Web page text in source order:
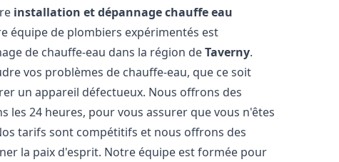
installation et dépannage chauffe eau
équipe de plombiers expérimentés est
de chauffe-eau dans la région deTaverny.
vos problèmes de chauffe-eau, que ce soit
un appareil défectueux. Nous offrons des
les 24 heures, pour vous assurer que vous n'êtes
tarifs sont compétitifs et nous offrons des
la paix d'esprit. Notre équipe est formée pour